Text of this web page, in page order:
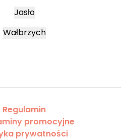
Jasło
Wałbrzych
Regulamin
promocyjne
prywatności